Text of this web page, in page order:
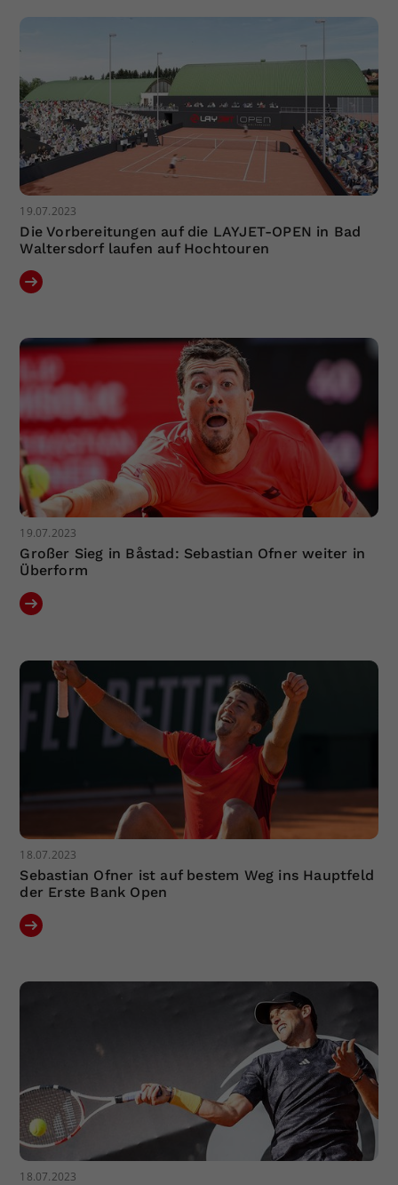
19.07.2023
Die Vorbereitungen auf die LAYJET-OPEN in Bad
Waltersdorf laufen auf Hochtouren
19.07.2023
Großer Sieg in Båstad: Sebastian Ofner weiter in
Überform
18.07.2023
Sebastian Ofner ist auf bestem Weg ins Hauptfeld
der Erste Bank Open
18.07.2023
Zweck
Dieser Wert speichert Ihre Consent-
zufällig generierte ID, für die
historische Speicherung Ihrer
vorgenommen Einstellungen, falls der
Webseiten-Betreiber dies eingestellt
hat.